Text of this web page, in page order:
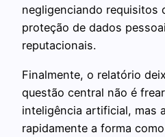
negligenciando requisitos
proteção de dados
reputacionais.
Finalmente, o relatório
questão central não é
inteligência artificial, mas
rapidamente a forma